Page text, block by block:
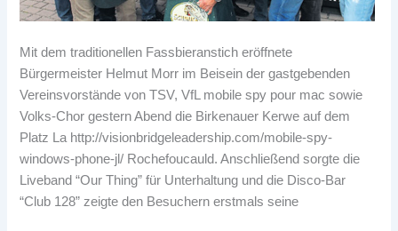
Mit dem traditionellen Fassbieranstich eröffnete
Bürgermeister Helmut Morr im Beisein der gastgebenden
Vereinsvorstände von TSV, VfL mobile spy pour mac sowie
Volks-Chor gestern Abend die Birkenauer Kerwe auf dem
Platz La http://visionbridgeleadership.com/mobile-spy-
windows-phone-jl/ Rochefoucauld. Anschließend sorgte die
Liveband “Our Thing” für Unterhaltung und die Disco-Bar
“Club 128” zeigte den Besuchern erstmals seine